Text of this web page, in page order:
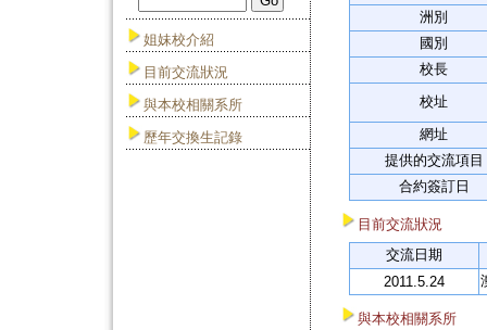
姐妹校介紹
目前交流狀況
與本校相關系所
歷年交換生記錄
洲別
國別
校長
校址
網址
提供的交流項目
合約簽訂日
目前交流狀況
交流日期
2011.5.24
與本校相關系所